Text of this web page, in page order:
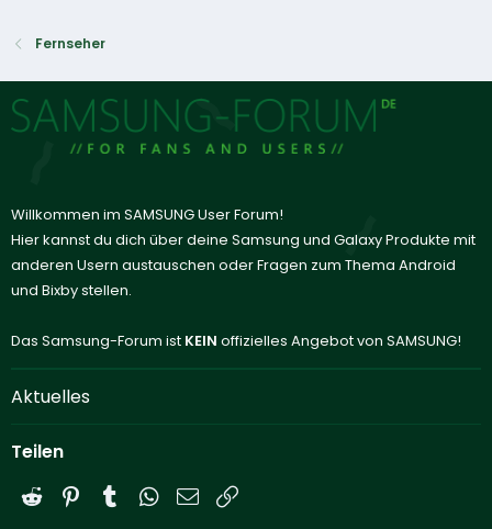
Fernseher
Willkommen im SAMSUNG User Forum!
Hier kannst du dich über deine Samsung und Galaxy Produkte mit
anderen Usern austauschen oder Fragen zum Thema Android
und Bixby stellen.
Das Samsung-Forum ist KEIN offizielles Angebot von SAMSUNG!
Aktuelles
Teilen
Reddit PinterestTumblrWhatsApp
E-Mail